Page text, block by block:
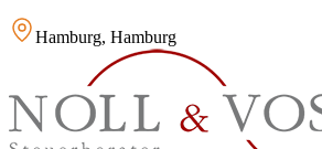
Hamburg, Hamburg